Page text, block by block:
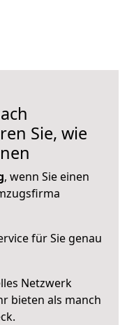
Sie, wie
, wenn Sie einen
für Sie genau
Netzwerk
bieten als manch